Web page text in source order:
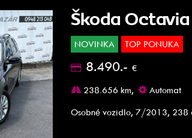
Škoda
NOVINKA TOP PONUKA
8.490.- €
238.656 km,
Automat
Osobné vozidlo, 7/2013, 238